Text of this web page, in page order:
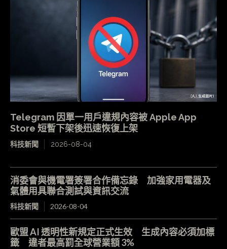
Telegram 因單一用戶違規內容被 Apple App
Store 短暫下架後迅速恢復上架
科技新聞 2026-08-04
消委會與機電署簽署合作備忘錄 加強家用電器及
氣體用具聯合測試與資訊交流
科技新聞 2026-08-04
歐盟 AI 透明性新規定正式生效 生成內容必須加標
籤 違者最高罰全球營業額 3%